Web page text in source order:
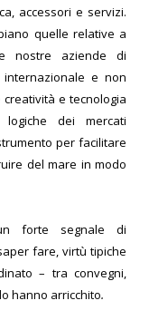
accessori e servizi.
quelle relative a
nostre aziende di
e non
e tecnologia
dei mercati
per facilitare
del mare in modo
forte segnale di
fare, virtù tipiche
– tra convegni,
hanno arricchito.